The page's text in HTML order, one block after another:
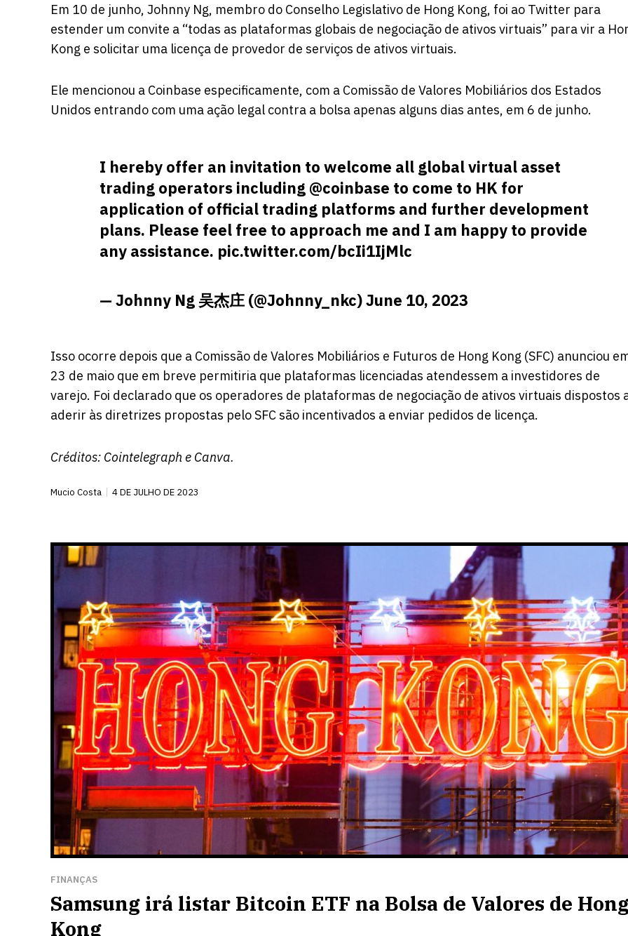
Em 10 de junho, Johnny Ng, membro do Conselho Legislativo de Hong Kong, foi ao Twitter para
estender um convite a “todas as plataformas globais de negociação de ativos virtuais” para vir a
Kong e solicitar uma licença de provedor de serviços de ativos virtuais.
Ele mencionou a Coinbase especificamente, com a Comissão de Valores Mobiliários dos Estados
Unidos entrando com uma ação legal contra a bolsa apenas alguns dias antes, em 6 de junho.
I hereby offer an invitation to welcome all global virtual asset
trading operators including @coinbase to come to HK for
application of official trading platforms and further development
plans. Please feel free to approach me and I am happy to provide
any assistance. pic.twitter.com/bcIi1IjMlc
— Johnny Ng 吴杰庄 (@Johnny_nkc)June 10, 2023
Isso ocorre depois que a Comissão de Valores Mobiliários e Futuros de Hong Kong (SFC) anunciou
23 de maio que em breve permitiria que plataformas licenciadas atendessem a investidores de
varejo. Foi declarado que os operadores de plataformas de negociação de ativos virtuais dispostos
aderir às diretrizes propostas pelo SFC são incentivados a enviar pedidos de licença.
Créditos: Cointelegraph e Canva.
Mucio Costa 4 DE JULHO DE 2023
FINANÇAS
Samsung irá listar Bitcoin ETF na Bolsa de Valores de
Kong